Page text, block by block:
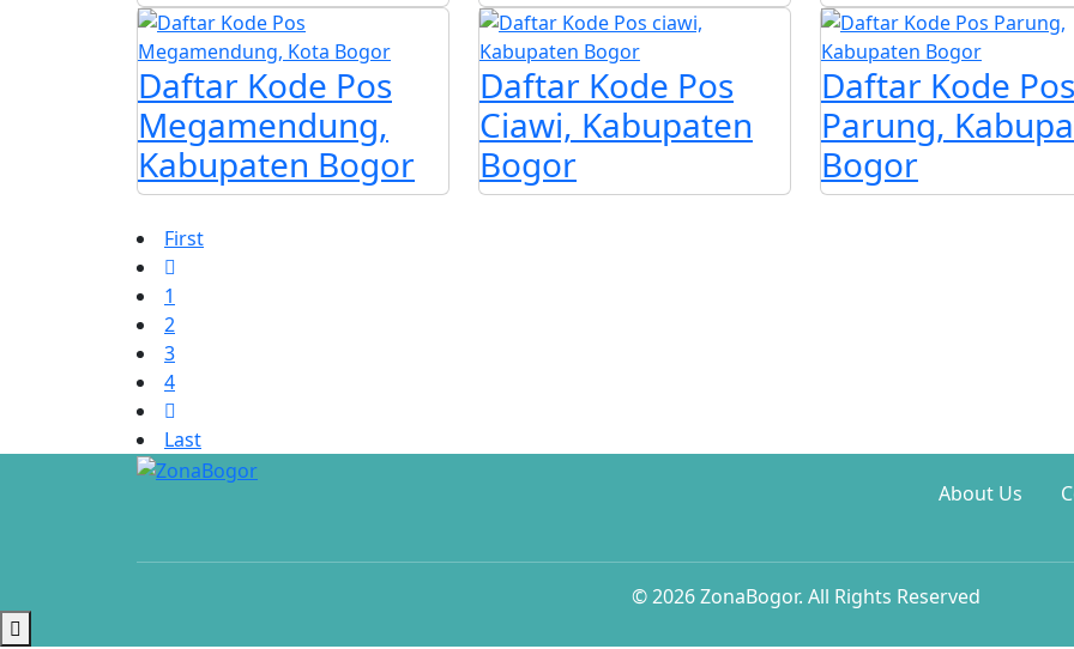
Daftar Kode Pos
Megamendung,
Kabupaten Bogor
Daftar Kode Pos
Ciawi, Kabupaten
Bogor
Daftar Kode Pos
Parung,
Bogor
First
1
2
3
4
Last
About Us
© 2026 ZonaBogor. All Rights Reserved